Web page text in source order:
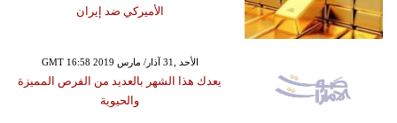
الأميركي ضد إيران
GMT 16:58 2019 الأحد ,31 آذار/ مارس
يعدك هذا الشهر بالعديد من الفرص المميزة
والحيوية